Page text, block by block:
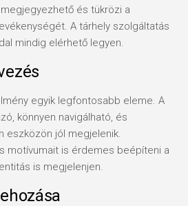
és tükrözi a
A tárhely szolgáltatás
mindig elérhető legyen.
egyik legfontosabb eleme. A
könnyen navigálható, és
eszközön jól megjelenik.
motívumait is érdemes beépíteni a
is megjelenjen.